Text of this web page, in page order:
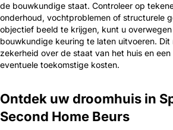
de bouwkundige staat. Controleer op
onderhoud, vochtproblemen of structurele
objectief beeld te krijgen, kunt u
bouwkundige keuring te laten uitvoeren.
zekerheid over de staat van het huis en
eventuele toekomstige kosten.
Ontdek uw droomhuis in
Second Home Beurs